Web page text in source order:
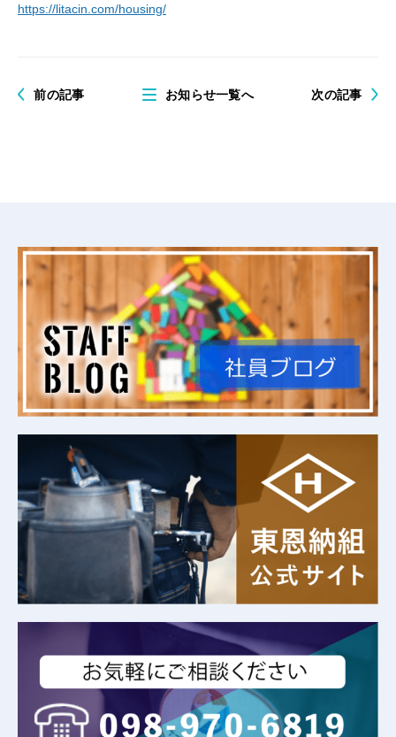
https://litacin.com/housing/
前の記事 お知らせ一覧へ 次の記事